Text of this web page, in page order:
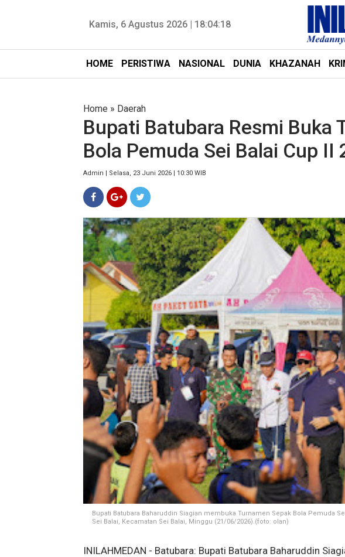
Kamis, 6 Agustus 2026 | 18:04:20
HOME PERISTIWA NASIONAL DUNIA KHAZANAH
Home » Daerah
Bupati Batubara Resmi Buka
Bola Pemuda Sei Balai Cup II
Admin | Selasa, 23 Juni 2026 | 10:30 WIB
Bupati Batubara Baharuddin Siagian membuka Turnamen Sepak Bola Pemuda
Sei Balai, Kecamatan Sei Balai, Minggu (21/06/2026).(foto: olan)
INILAHMEDAN - Batubara: Bupati Batubara Baharuddin